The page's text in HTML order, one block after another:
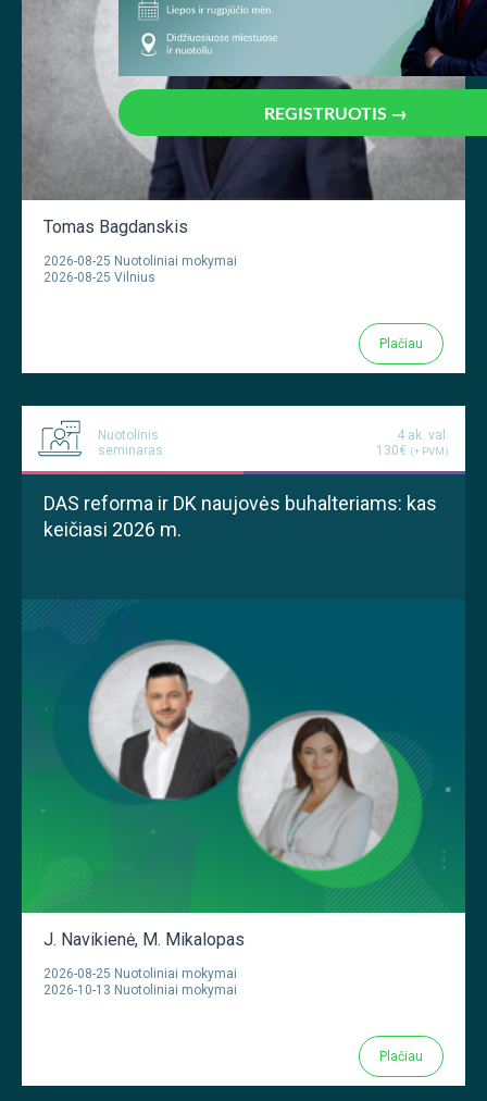
Tomas Bagdanskis
2026-08-25 Nuotoliniai mokymai
2026-08-25 Vilnius
Plačiau
Nuotolinis
seminaras
4 ak. val.
130€ (+ PVM)
DAS reforma ir DK naujovės buhalteriams: kas
keičiasi 2026 m.
J. Navikienė, M. Mikalopas
2026-08-25 Nuotoliniai mokymai
2026-10-13 Nuotoliniai mokymai
Plačiau
REGISTRUOTIS →